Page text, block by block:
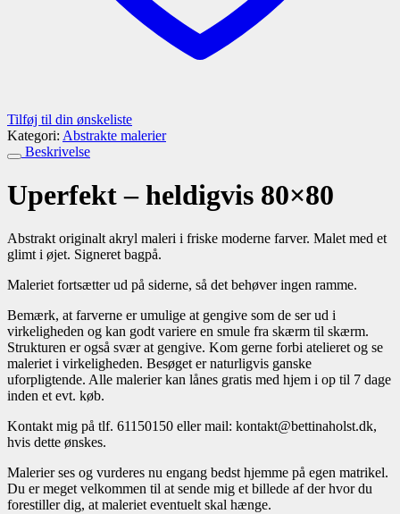
Tilføj til din ønskeliste
Kategori: Abstrakte malerier
Beskrivelse
Uperfekt – heldigvis 80×80
Abstrakt originalt akryl maleri i friske moderne farver. Malet med et
glimt i øjet. Signeret bagpå.
Maleriet fortsætter ud på siderne, så det behøver ingen ramme.
Bemærk, at farverne er umulige at gengive som de ser ud i
virkeligheden og kan godt variere en smule fra skærm til skærm.
Strukturen er også svær at gengive. Kom gerne forbi atelieret og se
maleriet i virkeligheden. Besøget er naturligvis ganske
uforpligtende. Alle malerier kan lånes gratis med hjem i op til 7 dage
inden et evt. køb.
Kontakt mig på tlf. 61150150 eller mail: kontakt@bettinaholst.dk,
hvis dette ønskes.
Malerier ses og vurderes nu engang bedst hjemme på egen matrikel.
Du er meget velkommen til at sende mig et billede af der hvor du
forestiller dig, at maleriet eventuelt skal hænge.